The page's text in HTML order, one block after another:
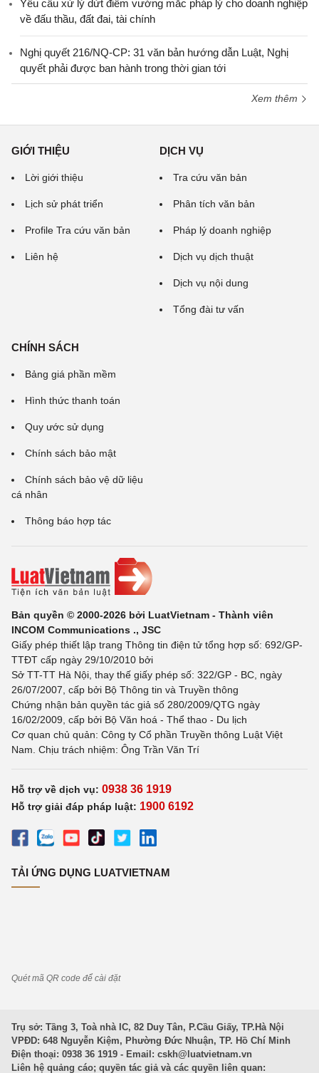
Yêu cầu xử lý dứt điểm vướng mắc pháp lý cho doanh nghiệp
về đấu thầu, đất đai, tài chính
Nghị quyết 216/NQ-CP: 31 văn bản hướng dẫn Luật, Nghị
quyết phải được ban hành trong thời gian tới
Xem thêm
GIỚI THIỆU
Lời giới thiệu
Lịch sử phát triển
Profile Tra cứu văn bản
Liên hệ
DỊCH VỤ
Tra cứu văn bản
Phân tích văn bản
Pháp lý doanh nghiệp
Dịch vụ dịch thuật
Dịch vụ nội dung
Tổng đài tư vấn
CHÍNH SÁCH
Bảng giá phần mềm
Hình thức thanh toán
Quy ước sử dụng
Chính sách bảo mật
Chính sách bảo vệ dữ liệu
cá nhân
Thông báo hợp tác
Bản quyền © 2000-2026 bởi LuatVietnam - Thành viên
INCOM Communications ., JSC
Giấy phép thiết lập trang Thông tin điện tử tổng hợp số: 692/GP-
TTĐT cấp ngày 29/10/2010 bởi
Sở TT-TT Hà Nội, thay thế giấy phép số: 322/GP - BC, ngày
26/07/2007, cấp bởi Bộ Thông tin và Truyền thông
Chứng nhận bản quyền tác giả số 280/2009/QTG ngày
16/02/2009, cấp bởi Bộ Văn hoá - Thể thao - Du lịch
Cơ quan chủ quản: Công ty Cổ phần Truyền thông Luật Việt
Nam. Chịu trách nhiệm: Ông Trần Văn Trí
Hỗ trợ về dịch vụ: 0938 36 1919
Hỗ trợ giải đáp pháp luật: 1900 6192
TẢI ỨNG DỤNG LUATVIETNAM
Quét mã QR code để cài đặt
Trụ sở: Tầng 3, Toà nhà IC, 82 Duy Tân, P.Cầu Giấy, TP.Hà Nội
VPĐD: 648 Nguyễn Kiệm, Phường Đức Nhuận, TP. Hồ Chí Minh
Điện thoại: 0938 36 1919 - Email: cskh@luatvietnam.vn
Liên hệ quảng cáo; quyền tác giả và các quyền liên quan: